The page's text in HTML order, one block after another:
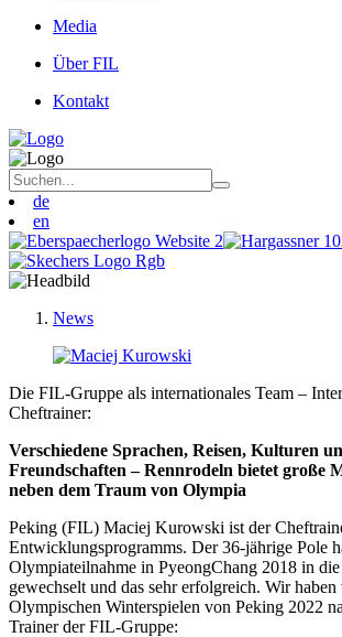
Media
Über FIL
Kontakt
de
en
News
Die FIL-Gruppe als internationales Team –
Cheftrainer:
Verschiedene Sprachen, Reisen, Kulturen
Freundschaften – Rennrodeln bietet große
neben dem Traum von Olympia
Peking (FIL) Maciej Kurowski ist der
Entwicklungsprogramms. Der 36-jährige Pole
Olympiateilnahme in PyeongChang 2018 in
gewechselt und das sehr erfolgreich. Wir haben
Olympischen Winterspielen von Peking 2022
Trainer der FIL-Gruppe: